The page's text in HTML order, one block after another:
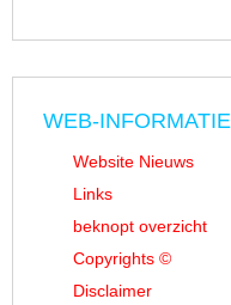
WEB-INFORMATIE
Website Nieuws
Links
beknopt overzicht
Copyrights ©
Disclaimer